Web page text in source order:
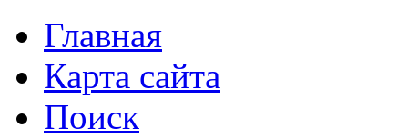
Главная
Карта сайта
Поиск